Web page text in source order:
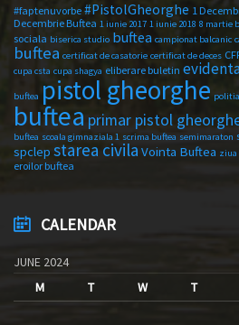
#faptenuvorbe #PistolGheorghe 1
Decembrie Buftea 1 iunie 2017 1 iunie 2018 8 martie
sociala biserica studio buftea campionat balcanic
buftea certificat de casatorie certificat de deces
cupa csta cupa shagya eliberare buletin
buftea pistol gheorghe
buftea primar pistol
buftea scoala gimnaziala 1 scrima buftea semimaraton
spclep starea civila Vointa Buftea ziua
eroilor buftea
CALENDAR
JUNE 2024
M
T W T